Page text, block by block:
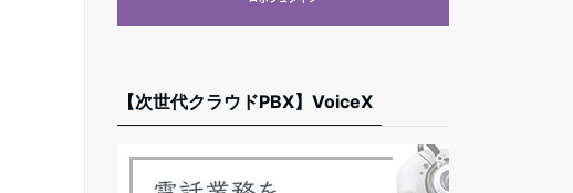
【次世代クラウドPBX】VoiceX